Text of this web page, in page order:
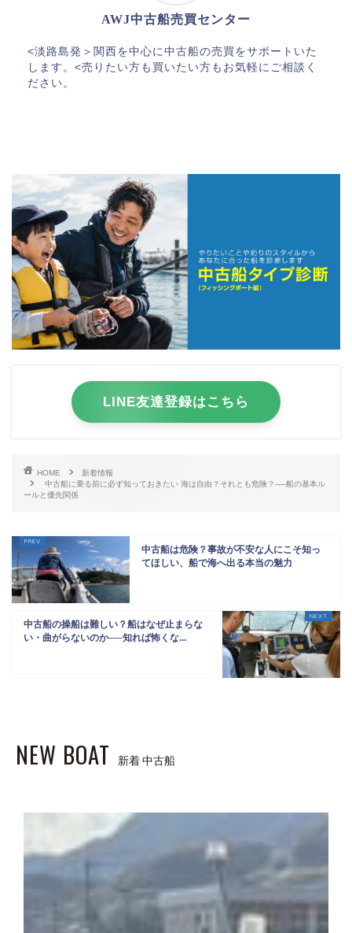
AWJ中古船売買センター
<淡路島発＞関西を中心に中古船の売買をサポートいた
します。<売りたい方も買いたい方もお気軽にご相談く
ださい。
LINE友達登録はこちら
HOME
新着情報
中古船に乗る前に必ず知っておきたい 海は自由？それとも危険？──船の基本ル
ールと優先関係
中古船は危険？事故が不安な人にこそ知っ
てほしい、船で海へ出る本当の魅力
中古船の操船は難しい？船はなぜ止まらな
い・曲がらないのか──知れば怖くな...
NEW BOAT 新着 中古船